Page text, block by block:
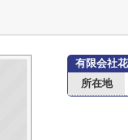
有限会社
所在地